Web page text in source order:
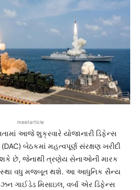
meetarticle
આજે શુક્રવારે યોજાનારી ડિફેન્સ
બેઠકમાં મહત્વપૂર્ણ સંરક્ષણ ખરીદી
શકે છે, જેનાથી ત્રણેય સેનાઓની મારક
વધુ મજબૂત થશે. આ આધુનિક સૈન્ય
ગાઈડેડ મિસાઇલ, વર્બા એર ડિફેન્સ